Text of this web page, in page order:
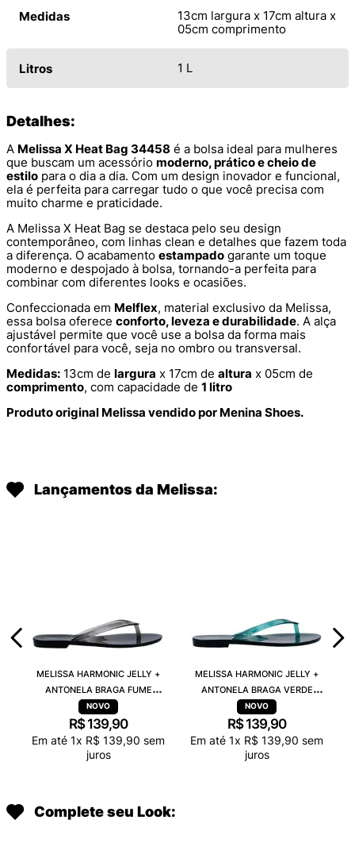
Medidas
13cm largura x 17cm altura x
05cm comprimento
Litros 1 L
Detalhes:
A Melissa X Heat Bag 34458 é a bolsa ideal para mulheres
que buscam um acessório moderno, prático e cheio de
estilo para o dia a dia. Com um design inovador e funcional,
ela é perfeita para carregar tudo o que você precisa com
muito charme e praticidade.
A Melissa X Heat Bag se destaca pelo seu design
contemporâneo, com linhas clean e detalhes que fazem toda
a diferença. O acabamento estampado garante um toque
moderno e despojado à bolsa, tornando-a perfeita para
combinar com diferentes looks e ocasiões.
Confeccionada em Melflex, material exclusivo da Melissa,
essa bolsa oferece conforto, leveza e durabilidade. A alça
ajustável permite que você use a bolsa da forma mais
confortável para você, seja no ombro ou transversal.
Medidas: 13cm de largura x 17cm de altura x 05cm de
comprimento, com capacidade de 1 litro
Produto original Melissa vendido por Menina Shoes.
Lançamentos da Melissa:
MELISSA HARMONIC JELLY +
ANTONELA BRAGA FUME
TRANSPARENTE 38263
R$ 139,90
Em até 1x R$ 139,90 sem
juros
MELISSA HARMONIC JELLY +
ANTONELA BRAGA VERDE
TRANSPARENTE 38263
R$ 139,90
Em até 1x R$ 139,90 sem
juros
Complete seu Look: